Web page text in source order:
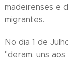
madeirenses e
migrantes.
No dia 1 de
"deram, uns